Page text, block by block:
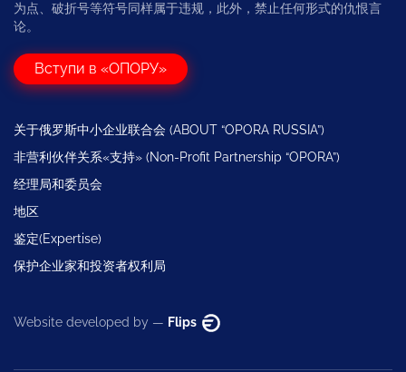
为点、破折号等符号同样属于违规，此外，禁止任何形式的仇恨言
论。
Вступи в «ОПОРУ»
关于俄罗斯中小企业联合会 (ABOUT “OPORA RUSSIA”)
非营利伙伴关系«支持» (Non-Profit Partnership “OPORA”)
经理局和委员会
地区
鉴定(Expertise)
保护企业家和投资者权利局
Website developed by — Flips